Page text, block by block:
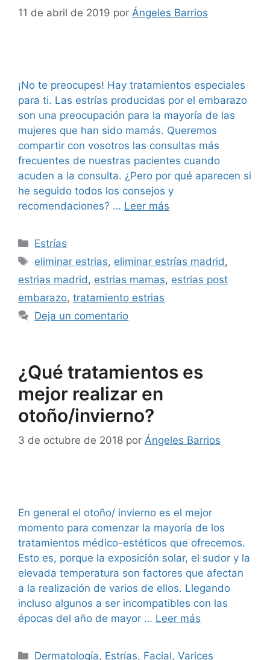
11 de abril de 2019 por Ángeles Barrios
¡No te preocupes! Hay tratamientos especiales
para ti. Las estrías producidas por el embarazo
son una preocupación para la mayoría de las
mujeres que han sido mamás. Queremos
compartir con vosotros las consultas más
frecuentes de nuestras pacientes cuando
acuden a la consulta. ¿Pero por qué aparecen si
he seguido todos los consejos y
recomendaciones? … Leer más
Estrías
eliminar estrias, eliminar estrías madrid ,
estrias madrid , estrias mamas, estrias post
embarazo, tratamiento estrias
Deja un comentario
¿Qué tratamientos es
mejor realizar en
otoño/invierno?
3 de octubre de 2018 por Ángeles Barrios
En general el otoño/ invierno es el mejor
momento para comenzar la mayoría de los
tratamientos médico-estéticos que ofrecemos.
Esto es, porque la exposición solar, el sudor y la
elevada temperatura son factores que afectan
a la realización de varios de ellos. Llegando
incluso algunos a ser incompatibles con las
épocas del año de mayor … Leer más
Dermatología, Estrías, Facial,Varices